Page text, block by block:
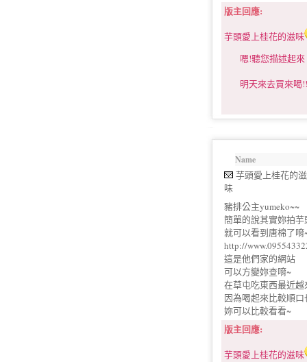
版主回應:
芋頭愛上桂花的滋味
嗯!聽您描述起來
明天來去買來喝!!
Name
芋頭愛上桂花的滋
味
豬排公主yumeko~~
簡單的說其實妳拍
就可以看到唐棉了
http://
這是他們家的網站
可以方變妳查唷~
在草屯吃東西最近
因為喝起來比較順
妳可以比較看看~
版主回應:
芋頭愛上桂花的滋味